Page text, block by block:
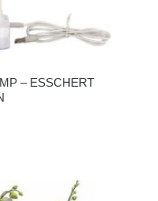
– ESSCHERT